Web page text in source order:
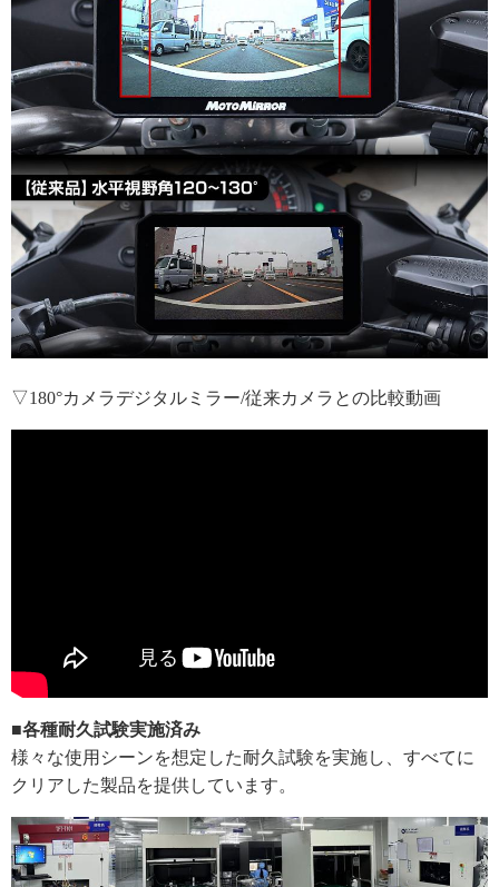
▽180°カメラデジタルミラー/従来カメラとの比較動画
■各種耐久試験実施済み
様々な使用シーンを想定した耐久試験を実施し、すべてに
クリアした製品を提供しています。